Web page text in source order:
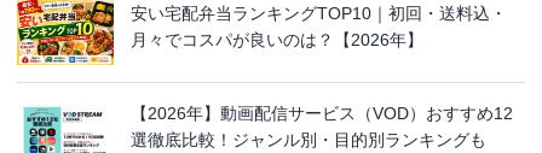
安い宅配弁当ランキングTOP10｜初回・送料込・
月々でコスパが良いのは？【2026年】
【2026年】動画配信サービス（VOD）おすすめ12
選徹底比較！ジャンル別・目的別ランキングも